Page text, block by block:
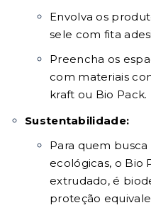
Envolva os
sele com fita
Preencha os
com materiais
kraft ou Bio Pack.
Sustentabilidade:
Para quem
ecológicas, o Bio
extrudado, é
proteção